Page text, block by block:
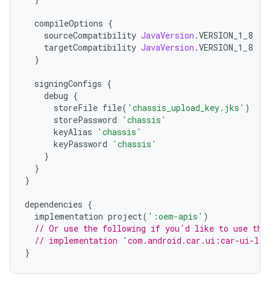
compileOptions {
sourceCompatibility JavaVersion .VERSION_1_8
targetCompatibility JavaVersion .VERSION_1_8
}
signingConfigs {
debug {
storeFile file( 'chassis_upload_key.jks' )
storePassword
'chassis'
keyAlias
'chassis'
keyPassword
'chassis'
}
}
}
dependencies {
implementation project( ':oem-apis' )
// Or use the following if you'd like to use the
// implementation 'com.android.car.ui:car-ui-
}